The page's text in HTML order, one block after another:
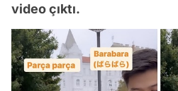
video çıktı.